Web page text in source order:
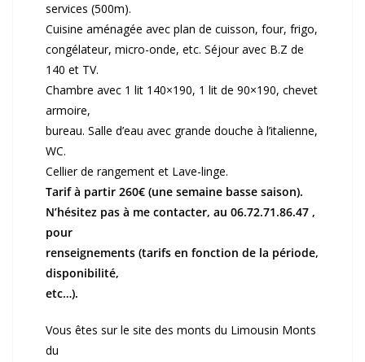
services (500m).
Cuisine aménagée avec plan de cuisson, four, frigo,
congélateur, micro-onde, etc. Séjour avec B.Z de
140 et TV.
Chambre avec 1 lit 140×190, 1 lit de 90×190, chevet
armoire,
bureau. Salle d’eau avec grande douche à l’italienne,
WC.
Cellier de rangement et Lave-linge.
Tarif à partir 260€ (une semaine basse saison).
N’hésitez pas à me contacter, au 06.72.71.86.47 ,
pour
renseignements (tarifs en fonction de la période,
disponibilité,
etc…).
Vous êtes sur le site des monts du Limousin Monts
du